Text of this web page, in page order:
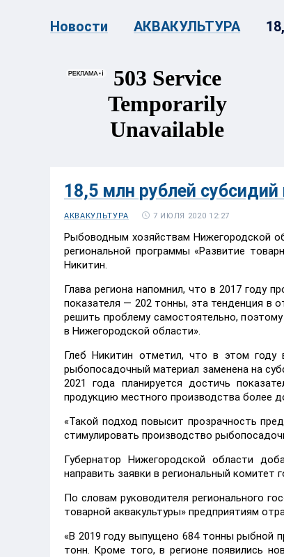
Новости АКВАКУЛЬТУРА
18,5 млн рублей
АКВАКУЛЬТУРА 7 ИЮЛЯ 2020 12:27
Рыбоводным хозяйствам Нижегородской
региональной программы «Развитие
Никитин.
Глава региона напомнил, что в 2017 году
показателя — 202 тонны, эта тенденция в
решить проблему самостоятельно,
в Нижегородской области».
Глеб Никитин отметил, что в этом году
рыбопосадочный материал заменена на
2021 года планируется достичь
продукцию местного производства более
«Такой подход повысит прозрачность
стимулировать производство
Губернатор Нижегородской области
направить заявки в региональный комитет
По словам руководителя регионального
товарной аквакультуры» предприятиям
«В 2019 году выпущено 684 тонны рыбной
тонн. Кроме того, в регионе появились